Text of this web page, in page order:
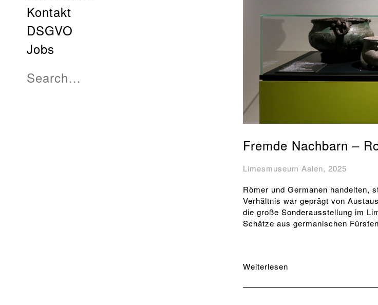
Fremde Nachbarn –
Limesmuseum Aalen, 2025
Römer und Germanen handelten,
Verhältnis war geprägt von
die große Sonderausstellung im
Schätze aus germanischen
Weiterlesen
Kontakt
DSGVO
Jobs
Search